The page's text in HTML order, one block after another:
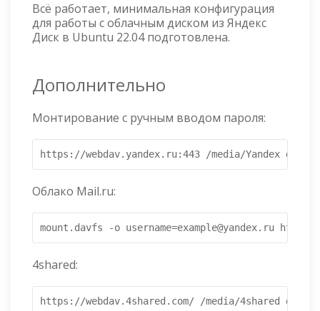
Всё работает, минимальная конфигурация
для работы с облачным диском из Яндекс
Диск в Ubuntu 22.04 подготовлена.
Дополнительно
Монтирование с ручным вводом пароля:
https://webdav.yandex.ru:443 /media/Yandex
Облако Mail.ru:
mount.davfs -o username=example@yandex.ru
4shared:
https://webdav.4shared.com/ /media/4shared